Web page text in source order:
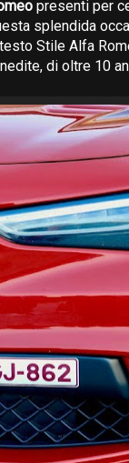
presenti per
splendida
Stile Alfa
di oltre 10